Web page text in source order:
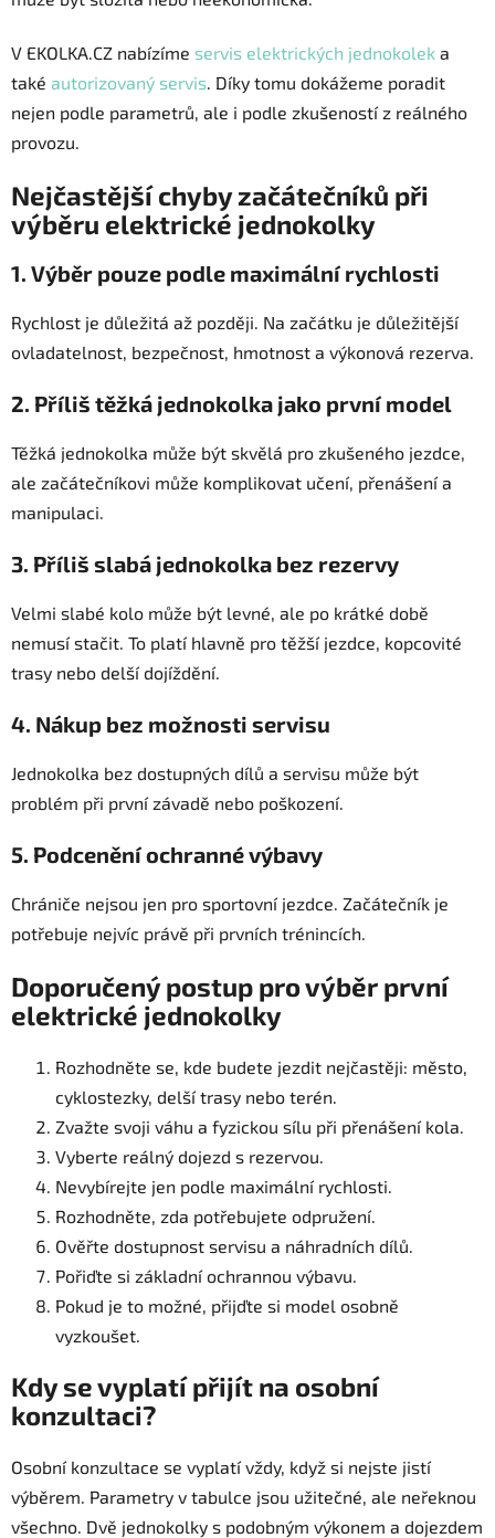
V EKOLKA.CZ nabízíme servis elektrických jednokolek a
také autorizovaný servis. Díky tomu dokážeme poradit
nejen podle parametrů, ale i podle zkušeností z reálného
provozu.
Nejčastější chyby začátečníků při
výběru elektrické jednokolky
1. Výběr pouze podle maximální rychlosti
Rychlost je důležitá až později. Na začátku je důležitější
ovladatelnost, bezpečnost, hmotnost a výkonová rezerva.
2. Příliš těžká jednokolka jako první model
Těžká jednokolka může být skvělá pro zkušeného jezdce,
ale začátečníkovi může komplikovat učení, přenášení a
manipulaci.
3. Příliš slabá jednokolka bez rezervy
Velmi slabé kolo může být levné, ale po krátké době
nemusí stačit. To platí hlavně pro těžší jezdce, kopcovité
trasy nebo delší dojíždění.
4. Nákup bez možnosti servisu
Jednokolka bez dostupných dílů a servisu může být
problém při první závadě nebo poškození.
5. Podcenění ochranné výbavy
Chrániče nejsou jen pro sportovní jezdce. Začátečník je
potřebuje nejvíc právě při prvních trénincích.
Doporučený postup pro výběr první
elektrické jednokolky
Rozhodněte se, kde budete jezdit nejčastěji: město,
cyklostezky, delší trasy nebo terén.
Zvažte svoji váhu a fyzickou sílu při přenášení kola.
Vyberte reálný dojezd s rezervou.
Nevybírejte jen podle maximální rychlosti.
Rozhodněte, zda potřebujete odpružení.
Ověřte dostupnost servisu a náhradních dílů.
Pořiďte si základní ochrannou výbavu.
Pokud je to možné, přijďte si model osobně
vyzkoušet.
Kdy se vyplatí přijít na osobní
konzultaci?
Osobní konzultace se vyplatí vždy, když si nejste jistí
výběrem. Parametry v tabulce jsou užitečné, ale neřeknou
všechno. Dvě jednokolky s podobným výkonem a dojezdem